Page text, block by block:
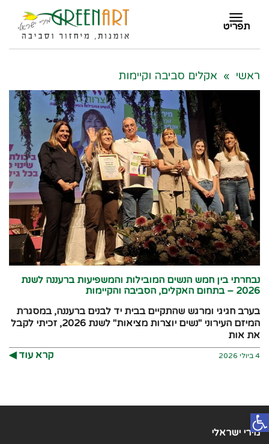
פתח סרגל נגישות
תפריט
תפריט
ראשי » אקלים סביבה וקיימות
נבחרתי בין חמש הנשים המובילות והמשפיעות ברעננה לשנת
2026 – בתחום האקלים, הסביבה והקיימות
בערב חגיגי ומרגש שהתקיים בבית יד לבנים ברעננה, במסגרת
המיזם העירוני "נשים יוצרות מציאות" לשנת 2026, זכיתי לקבל
את אות
4 ביולי 2026 קרא עוד ◀︎
מירי ישראלי